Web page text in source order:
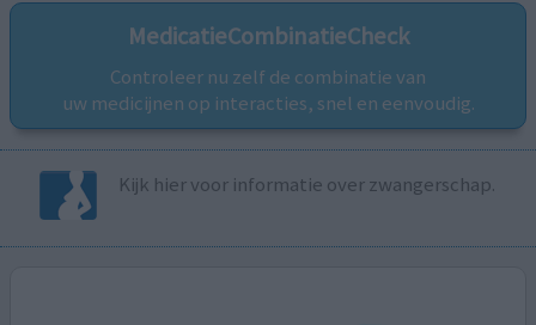
MedicatieCombinatieCheck
Controleer nu zelf de combinatie van
uw medicijnen op interacties, snel en eenvoudig.
Kijk hier voor informatie over zwangerschap.